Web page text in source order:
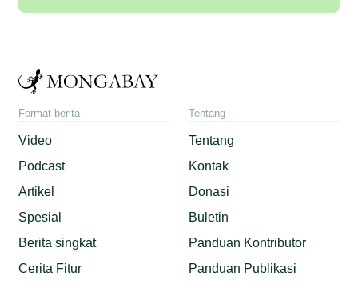
Format berita
Video
Podcast
Artikel
Spesial
Berita singkat
Cerita Fitur
Tentang
Tentang
Kontak
Donasi
Buletin
Panduan Kontributor
Panduan Publikasi